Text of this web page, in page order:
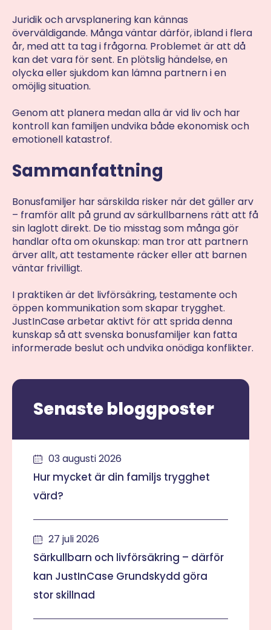
Juridik och arvsplanering kan kännas
överväldigande. Många väntar därför, ibland i flera
år, med att ta tag i frågorna. Problemet är att då
kan det vara för sent. En plötslig händelse, en
olycka eller sjukdom kan lämna partnern i en
omöjlig situation.
Genom att planera medan alla är vid liv och har
kontroll kan familjen undvika både ekonomisk och
emotionell katastrof.
Sammanfattning
Bonusfamiljer har särskilda risker när det gäller arv
– framför allt på grund av särkullbarnens rätt att få
sin laglott direkt. De tio misstag som många gör
handlar ofta om okunskap: man tror att partnern
ärver allt, att testamente räcker eller att barnen
väntar frivilligt.
I praktiken är det livförsäkring, testamente och
öppen kommunikation som skapar trygghet.
JustInCase arbetar aktivt för att sprida denna
kunskap så att svenska bonusfamiljer kan fatta
informerade beslut och undvika onödiga konflikter.
Senaste bloggposter
03 augusti 2026
Hur mycket är din familjs trygghet
värd?
27 juli 2026
Särkullbarn och livförsäkring – därför
kan JustInCase Grundskydd göra
stor skillnad